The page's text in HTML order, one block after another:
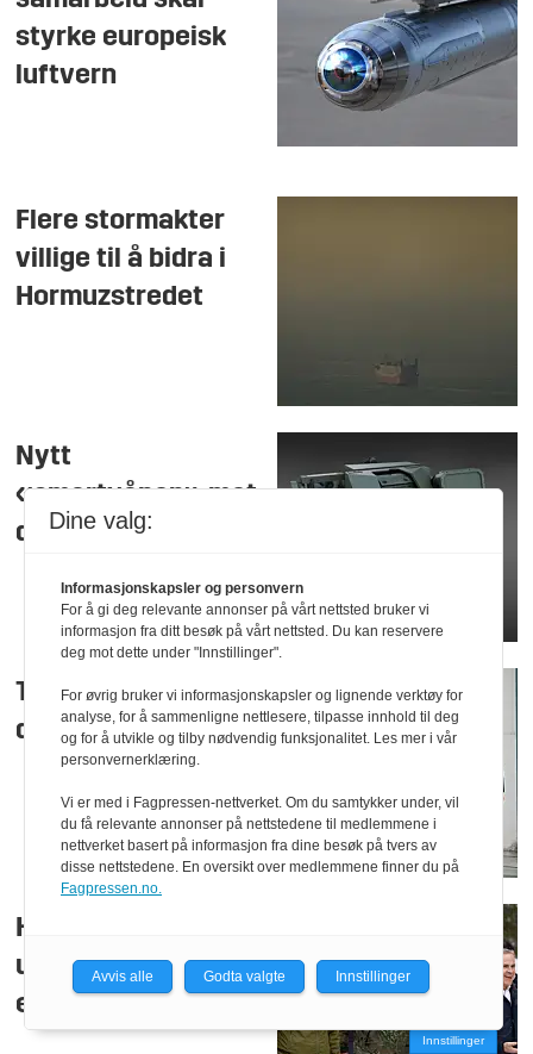
styrke europeisk
luftvern
Flere stormakter
villige til å bidra i
Hormuzstredet
Nytt
«smartvåpen» mot
droner
Tyskland vil ikke
delta i Iran-krigen
Har tilbudt Canada
ubåter: – Kan bli
enda sterkere
Innstillinger
Dine valg:
Informasjonskapsler og personvern
For å gi deg relevante annonser på vårt nettsted bruker vi
informasjon fra ditt besøk på vårt nettsted. Du kan reservere
deg mot dette under "Innstillinger".
For øvrig bruker vi informasjonskapsler og lignende verktøy for
analyse, for å sammenligne nettlesere, tilpasse innhold til deg
og for å utvikle og tilby nødvendig funksjonalitet. Les mer i vår
personvernerklæring.
Vi er med i Fagpressen-nettverket. Om du samtykker under, vil
du få relevante annonser på nettstedene til medlemmene i
nettverket basert på informasjon fra dine besøk på tvers av
disse nettstedene. En oversikt over medlemmene finner du på
Fagpressen.no.
Avvis alle Godta valgte Innstillinger